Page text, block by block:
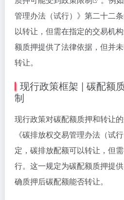
管理办法（试行）》第二十二
以转让，但需在指定的交易机
额质押提供了法律依据，但并
转让。
现行政策框架 | 碳配额
制
现行政策对碳配额质押和转让
《碳排放权交易管理办法（试
定，碳排放配额可以转让，但
行。这一规定为碳配额质押提
确质押后碳配额能否转让。